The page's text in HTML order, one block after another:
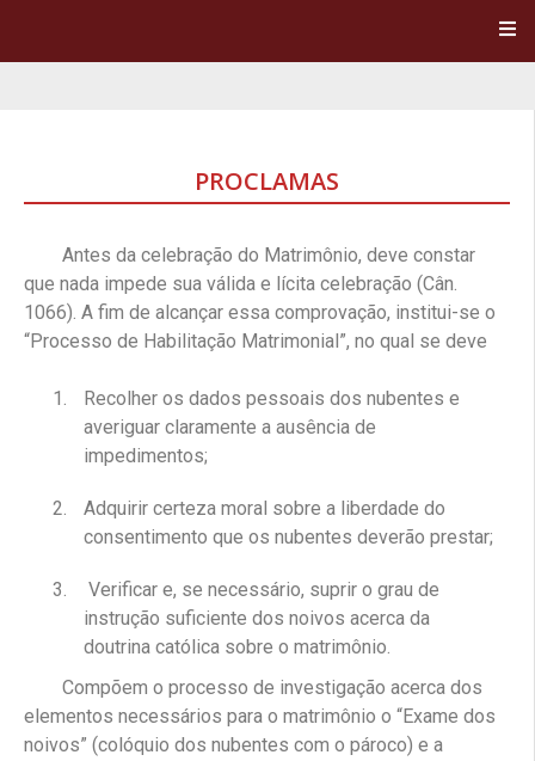
PROCLAMAS
Antes da celebração do Matrimônio, deve constar
que nada impede sua válida e lícita celebração (Cân.
1066). A fim de alcançar essa comprovação, institui-se o
“Processo de Habilitação Matrimonial”, no qual se deve
Recolher os dados pessoais dos nubentes e
averiguar claramente a ausência de
impedimentos;
Adquirir certeza moral sobre a liberdade do
consentimento que os nubentes deverão prestar;
Verificar e, se necessário, suprir o grau de
instrução suficiente dos noivos acerca da
doutrina católica sobre o matrimônio.
Compõem o processo de investigação acerca dos
elementos necessários para o matrimônio o “Exame dos
noivos” (colóquio dos nubentes com o pároco) e a